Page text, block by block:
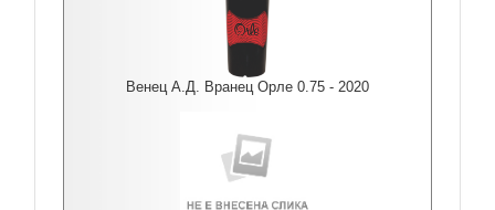
Венец А.Д. Вранец Орле 0.75 - 2020